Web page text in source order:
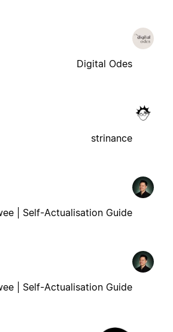
Digital Odes
strinance
| Self-Actualisation Guide
| Self-Actualisation Guide